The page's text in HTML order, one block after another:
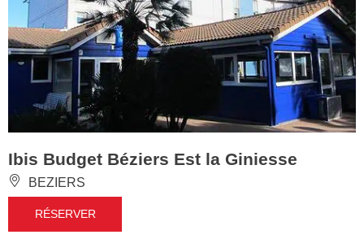
Ibis Budget Béziers Est la Giniesse
BEZIERS
RÉSERVER